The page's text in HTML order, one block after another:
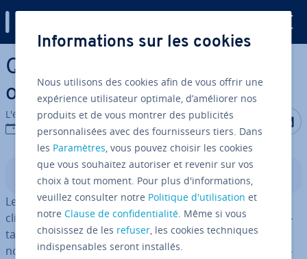
Aller au contenu principal
Qu’est-ce qu’une stratégie
om­ni­ca­nale ?
L'équipe édi­to­riale IONOS
27/10/2022
Partager
Sommaire
Le marketing omnicanal vise à créer une ex­pé­rience
client complète à travers toutes les pla­te­formes pu­bli­ci­
taires et com­mer­ciales d'une en­tre­prise. Pour de
nombreux experts, il s'agit du meilleur marketing mul­ti­
Informations sur les cookies
Nous utilisons des cookies afin de vous offrir une
expérience utilisateur optimale, d’améliorer nos
produits et de vous montrer des publicités
personnalisées avec des fournisseurs tiers. Dans
les Paramètres, vous pouvez choisir les cookies
que vous souhaitez autoriser et revenir sur vos
choix à tout moment. Pour plus d'informations,
veuillez consulter notre Politique d'utilisation et
notreClause de confidentialité. Même si vous
choisissez de les refuser, les cookies techniques
indispensables seront installés.